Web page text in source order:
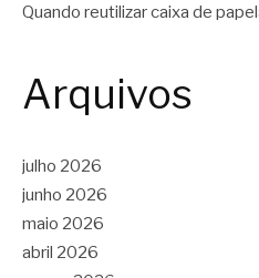
Quando reutilizar caixa de
Arquivos
julho 2026
junho 2026
maio 2026
abril 2026